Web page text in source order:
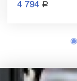
4 794 a